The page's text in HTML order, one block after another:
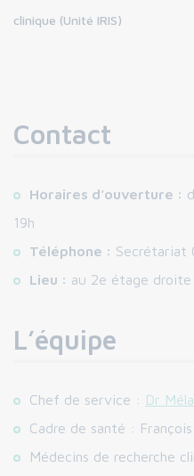
clinique (Unité IRIS)
Contact
Horaires d’ouverture :
19h
Téléphone : Secrétariat
Lieu : au 2e étage droite
L’équipe
Chef de service : Dr
Cadre de santé : François
Médecins de recherche